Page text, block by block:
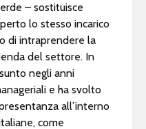
– sostituisce
lo stesso incarico
di intraprendere la
del settore. In
negli anni
e ha svolto
all’interno
come